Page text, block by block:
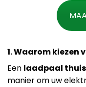
1. Waarom kiezen
Een laadpaal thuis
manier om uw